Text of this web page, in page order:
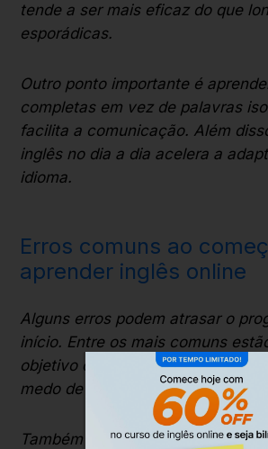
tende a ser mais eficaz do que
esporádicas.
Outro ponto importante é
completas em vez de palavras
facilita a comunicação. Além
inglês no dia a dia acelera a
idioma.
Erros comuns ao
aprender inglês online
Alguns erros podem atrasar o
início. Entre os mais comuns
objetivo claro, a inconsistência
medo de falar.
Também é comum permanecer